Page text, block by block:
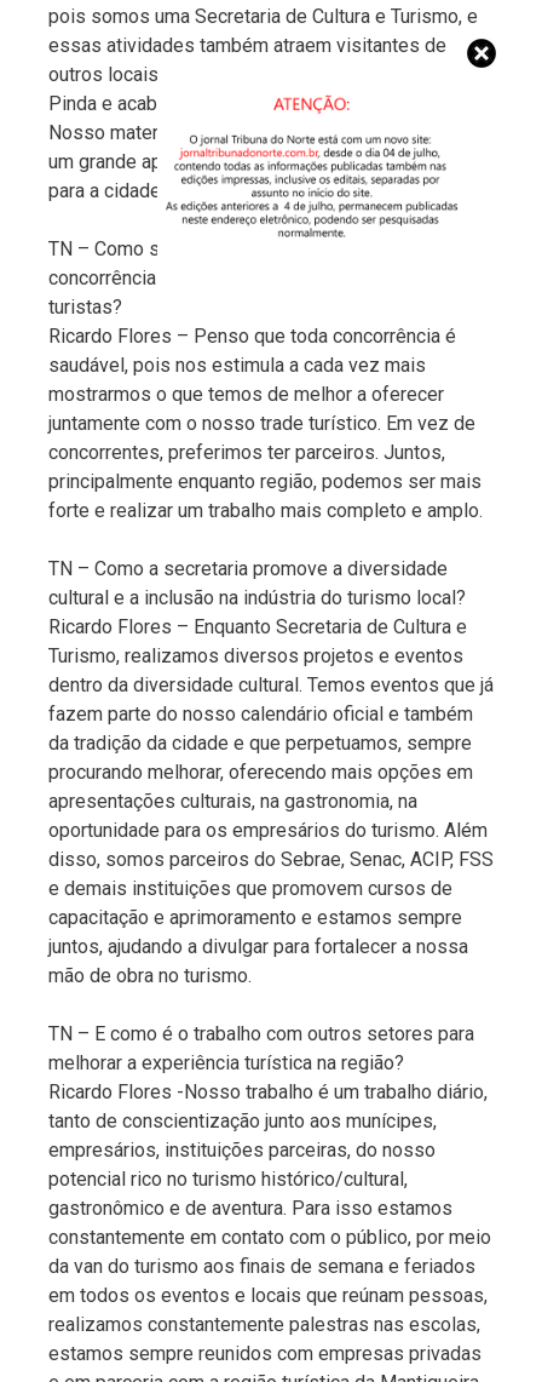
pois somos uma Secretaria de Cultura e Turismo, e
essas atividades também atraem visitantes de
outros locais e com outros perfis, que vêm para
Pinda e acabam se encantando por nossa cidade.
Nosso material gráfico, também bem completo, é
um grande apoio para atração de novos visitantes
para a cidade.
TN – Como sua secretaria está lidando com a
concorrência de outras regiões na atração de
turistas?
Ricardo Flores – Penso que toda concorrência é
saudável, pois nos estimula a cada vez mais
mostrarmos o que temos de melhor a oferecer
juntamente com o nosso trade turístico. Em vez de
concorrentes, preferimos ter parceiros. Juntos,
principalmente enquanto região, podemos ser mais
forte e realizar um trabalho mais completo e amplo.
TN – Como a secretaria promove a diversidade
cultural e a inclusão na indústria do turismo local?
Ricardo Flores – Enquanto Secretaria de Cultura e
Turismo, realizamos diversos projetos e eventos
dentro da diversidade cultural. Temos eventos que já
fazem parte do nosso calendário oficial e também
da tradição da cidade e que perpetuamos, sempre
procurando melhorar, oferecendo mais opções em
apresentações culturais, na gastronomia, na
oportunidade para os empresários do turismo. Além
disso, somos parceiros do Sebrae, Senac, ACIP, FSS
e demais instituições que promovem cursos de
capacitação e aprimoramento e estamos sempre
juntos, ajudando a divulgar para fortalecer a nossa
mão de obra no turismo.
TN – E como é o trabalho com outros setores para
melhorar a experiência turística na região?
Ricardo Flores -Nosso trabalho é um trabalho diário,
tanto de conscientização junto aos munícipes,
empresários, instituições parceiras, do nosso
potencial rico no turismo histórico/cultural,
gastronômico e de aventura. Para isso estamos
constantemente em contato com o público, por meio
da van do turismo aos finais de semana e feriados
em todos os eventos e locais que reúnam pessoas,
realizamos constantemente palestras nas escolas,
estamos sempre reunidos com empresas privadas